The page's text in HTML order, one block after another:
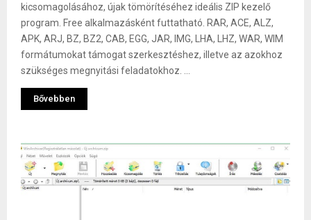
kicsomagolásához, újak tömörítéséhez ideális ZIP kezelő
program. Free alkalmazásként futtatható. RAR, ACE, ALZ,
APK, ARJ, BZ, BZ2, CAB, EGG, JAR, IMG, LHA, LHZ, WAR, WIM
formátumokat támogat szerkesztéshez, illetve az azokhoz
szükséges megnyitási feladatokhoz. ...
Bővebben